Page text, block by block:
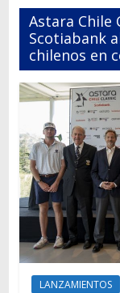
Autos,
camiones,
motos,
información
del
mundo
del
transporte
Astara Chile
Scotiabank
chilenos en
LANZAMIENTOS